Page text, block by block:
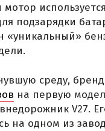
подзарядки
«уникальный»
среду,
на первую
V27.
на одном из